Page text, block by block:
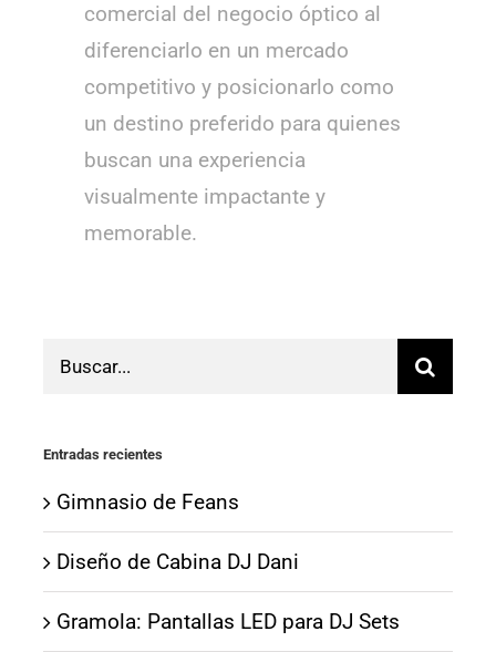
comercial del negocio óptico al
diferenciarlo en un mercado
competitivo y posicionarlo como
un destino preferido para quienes
buscan una experiencia
visualmente impactante y
memorable.
Buscar:
Entradas recientes
Gimnasio de Feans
Diseño de Cabina DJ Dani
Gramola: Pantallas LED para DJ Sets